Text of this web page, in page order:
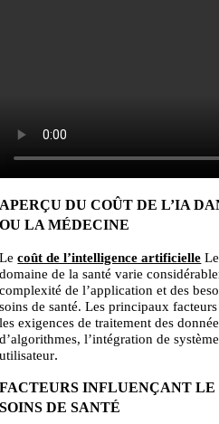
APERÇU DU COÛT DE L’IA
OU LA MÉDECINE
Lecoût de l’intelligence artificielle
domaine de la santé varie
complexité de l’application et des
soins de santé. Les principaux
les exigences de traitement des
d’algorithmes, l’intégration de
utilisateur.
FACTEURS INFLUENÇANT LE
SOINS DE SANTÉ